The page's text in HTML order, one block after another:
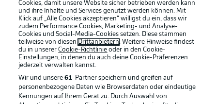
Cookies, damit unsere Website sicher betrieben werden kann
und ihre Inhalte und Services genutzt werden können. Mit
Klick auf „Alle Cookies akzeptieren“ willigst du ein, dass wir
zudem Performance Cookies, Marketing- und Analyse-
Cookies und Social-Media-Cookies setzen. Diese stammen
teilweise von diesen Drittanbietern. Weitere Hinweise findest
du in unsererCookie-Richtlinie oder in den Cookie-
Einstellungen, in denen du auch deine Cookie-Präferenzen
jederzeit verwalten kannst.
Wir und unsere61-Partner speichern und greifen auf
personenbezogene Daten wie Browserdaten oder eindeutige
Kennungen auf Ihrem Gerät zu. Durch Auswahl von